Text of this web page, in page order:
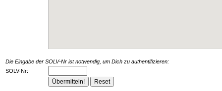
Die Eingabe der SOLV-Nr ist notwendig, um Dich zu authentifizieren:
SOLV-Nr: